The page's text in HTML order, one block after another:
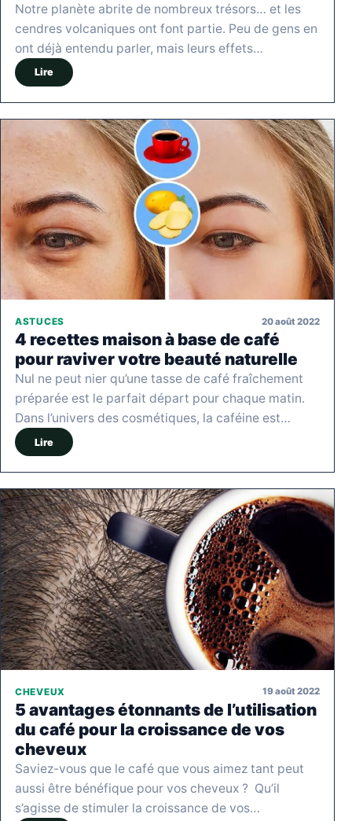
Notre planète abrite de nombreux trésors… et les
cendres volcaniques ont font partie. Peu de gens en
ont déjà entendu parler, mais leurs effets…
Lire
ASTUCES 20 août 2022
4 recettes maison à base de café
pour raviver votre beauté naturelle
Nul ne peut nier qu’une tasse de café fraîchement
préparée est le parfait départ pour chaque matin.
Dans l’univers des cosmétiques, la caféine est…
Lire
CHEVEUX 19 août 2022
5 avantages étonnants de l’utilisation
du café pour la croissance de vos
cheveux
Saviez-vous que le café que vous aimez tant peut
aussi être bénéfique pour vos cheveux ? Qu’il
s’agisse de stimuler la croissance de vos…